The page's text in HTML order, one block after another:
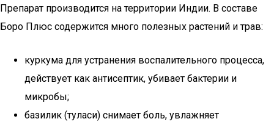
Препарат производится на территории Индии. В составе
Боро Плюс содержится много полезных растений и трав:
куркума для устранения воспалительного процесса,
действует как антисептик, убивает бактерии и
микробы;
базилик (туласи) снимает боль, увлажняет